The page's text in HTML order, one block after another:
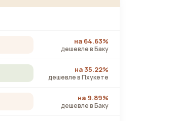
на 64.63%
дешевле в Баку
на 35.22%
дешевле в Пхукете
на 9.89%
дешевле в Баку